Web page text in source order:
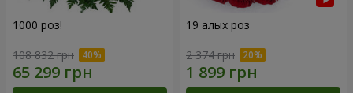
1000 роз!
108 832 грн
19 алых роз
2 374 грн